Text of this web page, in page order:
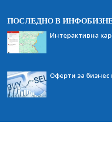
ПОСЛЕДНО В
Интерактивна
Оферти за бизнес